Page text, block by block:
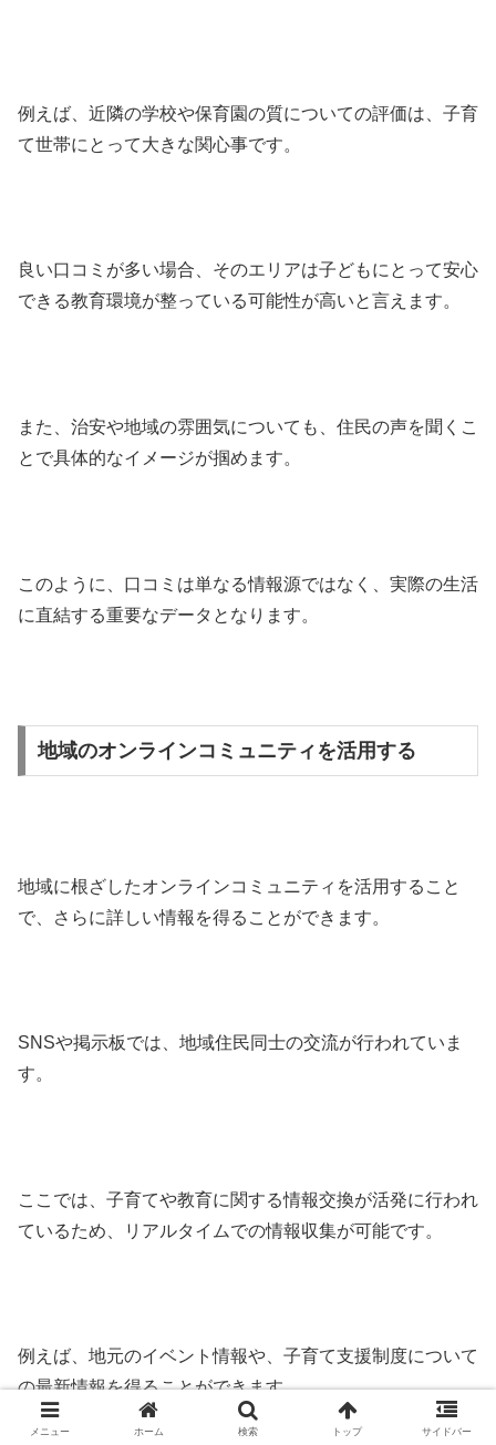
例えば、近隣の学校や保育園の質についての評価は、子育
て世帯にとって大きな関心事です。
良い口コミが多い場合、そのエリアは子どもにとって安心
できる教育環境が整っている可能性が高いと言えます。
また、治安や地域の雰囲気についても、住民の声を聞くこ
とで具体的なイメージが掴めます。
このように、口コミは単なる情報源ではなく、実際の生活
に直結する重要なデータとなります。
地域のオンラインコミュニティを活用する
地域に根ざしたオンラインコミュニティを活用すること
で、さらに詳しい情報を得ることができます。
SNSや掲示板では、地域住民同士の交流が行われていま
す。
ここでは、子育てや教育に関する情報交換が活発に行われ
ているため、リアルタイムでの情報収集が可能です。
例えば、地元のイベント情報や、子育て支援制度について
の最新情報を得ることができます。
メニュー ホーム 検索 トップ サイドバー